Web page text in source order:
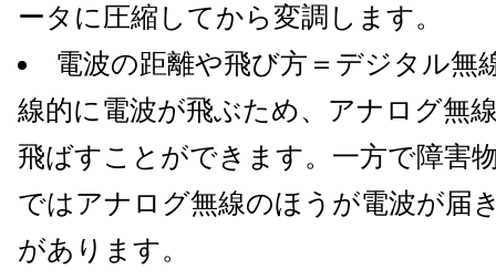
ータに圧縮してから変調します。
電波の距離や飛び方＝デジタル無
線的に電波が飛ぶため、アナログ無
飛ばすことができます。一方で障害
ではアナログ無線のほうが電波が届
があります。